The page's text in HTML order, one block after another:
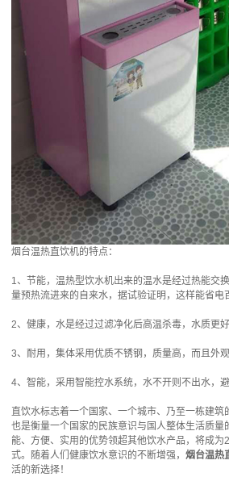
烟台温热直饮机的特点：
1、节能，温热型饮水机出来的温水是经过热能交
量预热流进来的自来水，据试验证明，这样能省电
2、健康，水是经过过滤净化后高温杀毒，水质更好
3、耐用，集体采用优质不锈钢，质量高，而且外观
4、智能，采用智能控水系统，水不开则不出水，
直饮水标志着一个国家、一个城市、乃至一栋建筑
也是衡量一个国家的民族意识与国人整体生活质量
能、方便、实用的优势领超其他饮水产品，将成为
式。随着人们健康饮水意识的不断增强， 烟台温热
活的新选择！